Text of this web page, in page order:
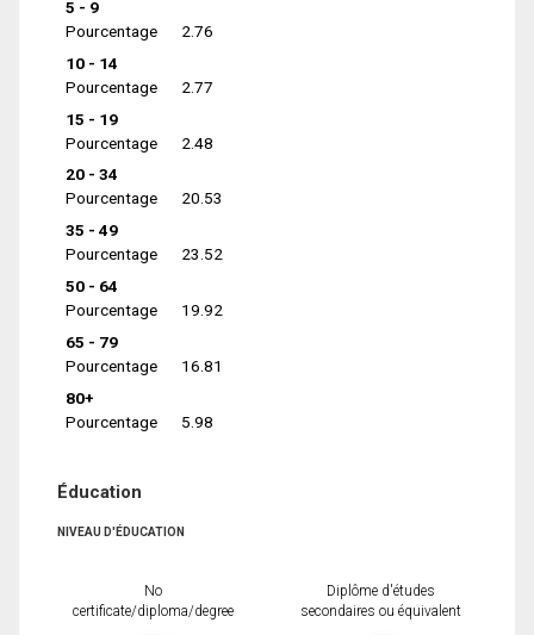
5 - 9
Pourcentage
2.76
10 - 14
Pourcentage
2.77
15 - 19
Pourcentage
2.48
20 - 34
Pourcentage
20.53
35 - 49
Pourcentage
23.52
50 - 64
Pourcentage
19.92
65 - 79
Pourcentage
16.81
80+
Pourcentage
5.98
Éducation
NIVEAU D'ÉDUCATION
No
certificate/diploma/degree
Diplôme d'études
secondaires ou équivalent